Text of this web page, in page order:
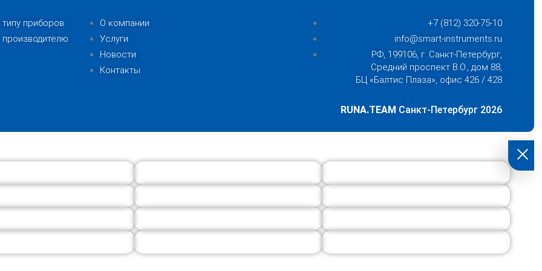
приборов
О компании
Услуги
Новости
Контакты
+7 (812) 320-75-10
info@smart-instruments.ru
РФ, 199106, г. Санкт-Петербург,
Средний проспект В.О., дом 88,
БЦ «Балтис Плаза», офис 426 / 428
RUNA.TEAM Санкт-Петербург 2026